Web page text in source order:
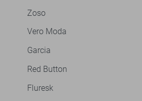
Zoso
Vero Moda
Garcia
Red Button
Fluresk